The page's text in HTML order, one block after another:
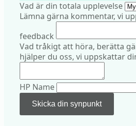
Vad är din totala upplevelse
Lämna gärna kommentar, vi
feedback
Vad tråkigt att höra, berätta
hjälper du oss, vi uppskattar
HP Name
Skicka din synpunkt